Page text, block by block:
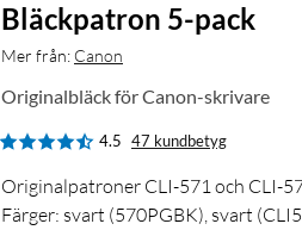
Bläckpatron 5-pack
Mer från: Canon
Originalbläck för Canon-skrivare
4.5 47 kundbetyg
Originalpatroner CLI-571 och CLI-
Färger: svart (570PGBK), svart